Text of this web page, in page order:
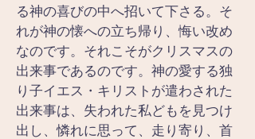
る神の喜びの中へ招いて下さる。そ
れが神の懐への立ち帰り、悔い改め
なのです。それこそがクリスマスの
出来事であるのです。神の愛する独
り子イエス・キリストが遣わされた
出来事は、失われた私どもを見つけ
出し、憐れに思って、走り寄り、首